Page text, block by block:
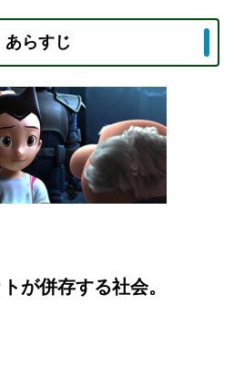
あらすじ
が併存する社会。